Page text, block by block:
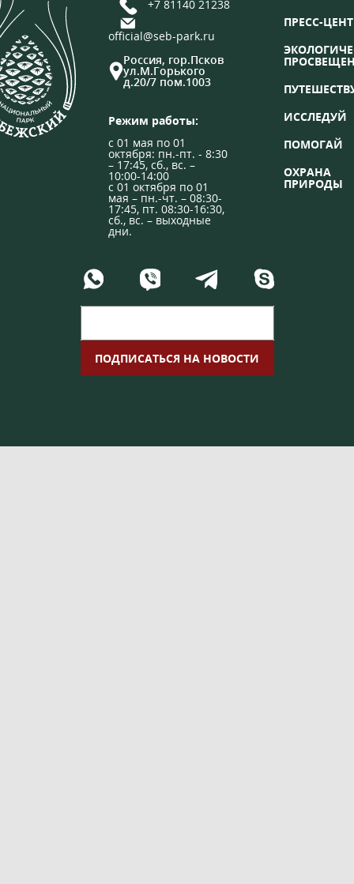
+7 81140 21238
official@seb-park.ru
Россия, гор.Псков
ул.М.Горького
д.20/7 пом.1003
Режим работы:
с 01 мая по 01
октября: пн.-пт. - 8:30
– 17:45, сб., вс. –
10:00-14:00
с 01 октября по 01
мая – пн.-чт. – 08:30-
17:45, пт. 08:30-16:30,
сб., вс. – выходные
дни.
ПРЕСС-
ИССЛЕДУЙ
ПОМОГАЙ
ОХРАНА
ПРИРОДЫ